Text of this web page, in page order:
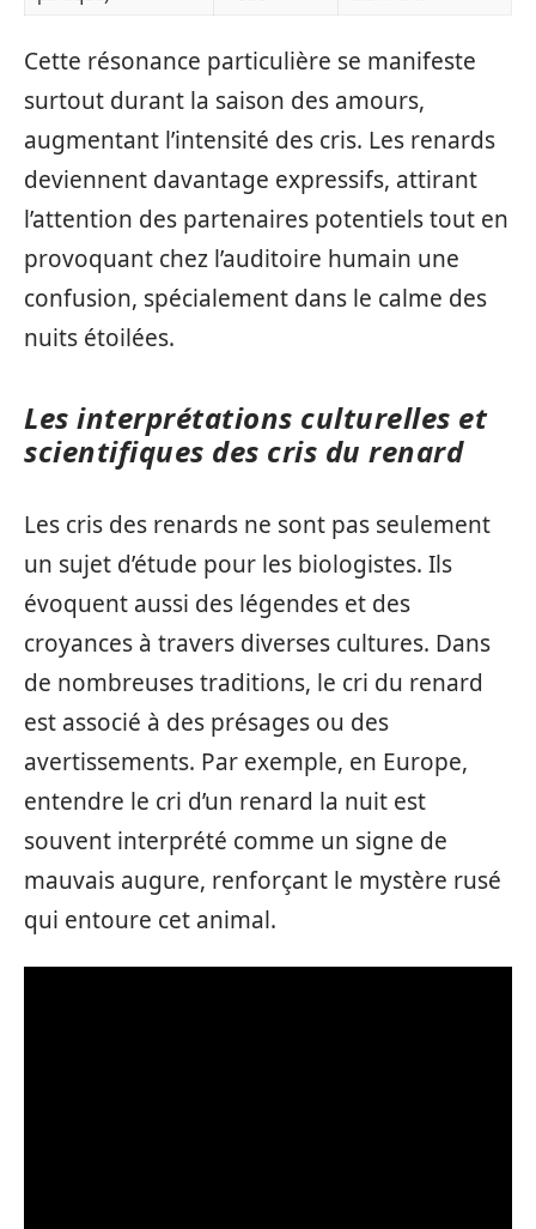
Cette résonance particulière se manifeste
surtout durant la saison des amours,
augmentant l’intensité des cris. Les renards
deviennent davantage expressifs, attirant
l’attention des partenaires potentiels tout en
provoquant chez l’auditoire humain une
confusion, spécialement dans le calme des
nuits étoilées.
Les interprétations culturelles et
scientifiques des cris du renard
Les cris des renards ne sont pas seulement
un sujet d’étude pour les biologistes. Ils
évoquent aussi des légendes et des
croyances à travers diverses cultures. Dans
de nombreuses traditions, le cri du renard
est associé à des présages ou des
avertissements. Par exemple, en Europe,
entendre le cri d’un renard la nuit est
souvent interprété comme un signe de
mauvais augure, renforçant le mystère rusé
qui entoure cet animal.